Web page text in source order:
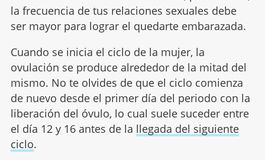
la frecuencia de tus relaciones sexuales debe
ser mayor para lograr el quedarte embarazada.
Cuando se inicia el ciclo de la mujer, la
ovulación se produce alrededor de la mitad del
mismo. No te olvides de que el ciclo comienza
de nuevo desde el primer día del periodo con la
liberación del óvulo, lo cual suele suceder entre
el día 12 y 16 antes de la llegada del siguiente
ciclo.